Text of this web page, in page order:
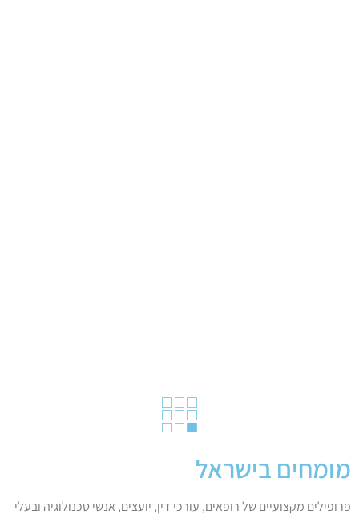
מומחים בישראל
פרופילים מקצועיים של רופאים, עורכי דין, יועצים, אנשי טכנולוגיה ובעלי